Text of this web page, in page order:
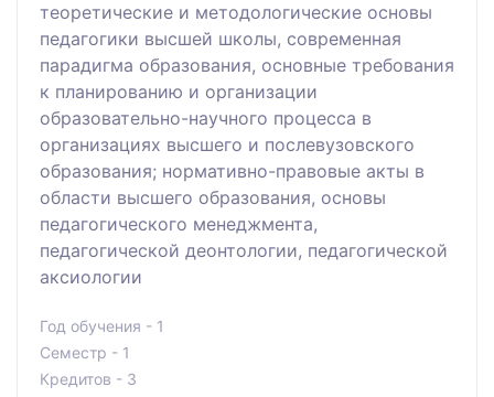
теоретические и методологические основы
педагогики высшей школы, современная
парадигма образования, основные требования
к планированию и организации
образовательно-научного процесса в
организациях высшего и послевузовского
образования; нормативно-правовые акты в
области высшего образования, основы
педагогического менеджмента,
педагогической деонтологии, педагогической
аксиологии
Год обучения - 1
Семестр - 1
Кредитов - 3